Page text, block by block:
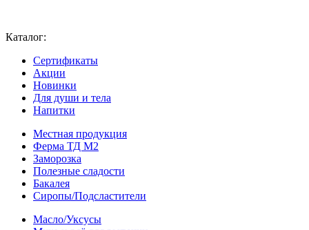
Каталог:
Сертификаты
Акции
Новинки
Для души и тела
Напитки
Местная продукция
Ферма ТД М2
Заморозка
Полезные сладости
Бакалея
Сиропы/Подсластители
Масло/Уксусы